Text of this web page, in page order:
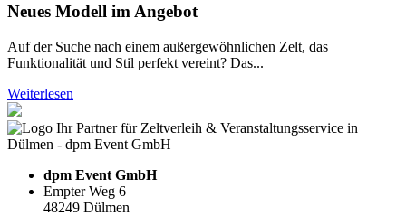
Neues Modell im Angebot
Auf der Suche nach einem außergewöhnlichen Zelt, das
Funktionalität und Stil perfekt vereint? Das...
Weiterlesen
dpm Event GmbH
Empter Weg 6
48249 Dülmen